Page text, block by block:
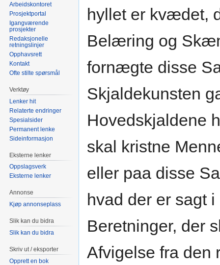
hyllet er kvædet,
Belæring og
fornægte disse
Skjaldekunsten
Hovedskjaldene
skal kristne
eller paa disse
hvad der er sagt
Beretninger, der
Afvigelse fra den
Arbeidskontoret
Prosjektportal
Igangværende
prosjekter
Redaksjonelle
retningslinjer
Opphavsrett
Kontakt
Ofte stilte spørsmål
Verktøy
Lenker hit
Relaterte endringer
Spesialsider
Permanent lenke
Sideinformasjon
Eksterne lenker
Oppslagsverk
Eksterne lenker
Annonse
Kjøp annonseplass
Slik kan du bidra
Slik kan du bidra
Skriv ut / eksporter
Opprett en bok